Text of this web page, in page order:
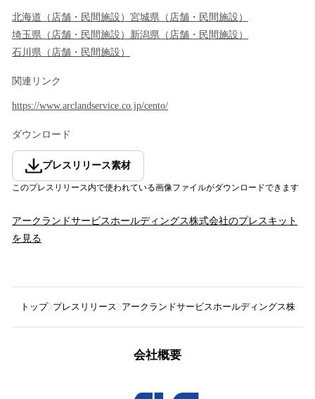
北海道 （ 店舗・民間施設 ） 宮城県 （ 店舗・民間施設 ）
埼玉県 （ 店舗・民間施設 ） 新潟県 （ 店舗・民間施設 ）
石川県 （ 店舗・民間施設 ）
関連リンク
https://www.arclandservice.co.jp/cento/
ダウンロード
プレスリリース素材
このプレスリリース内で使われている画像ファイルがダウンロードできます
アークランドサービスホールディングス株式会社のプレスキット
を見る
トップ プレスリリース アークランドサービスホールディングス株式
会社概要